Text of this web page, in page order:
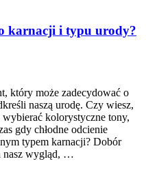
karnacji i typu urody?
który może zadecydować o
naszą urodę. Czy wiesz,
kolorystyczne tony,
gdy chłodne odcienie
typem karnacji? Dobór
nasz wygląd, …